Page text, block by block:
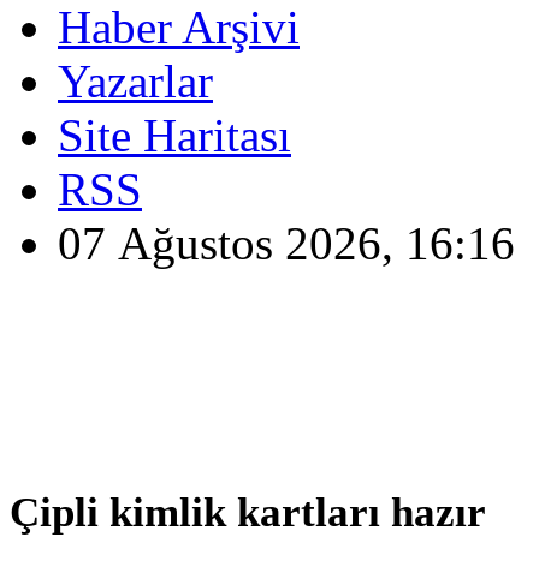
Haber Arşivi
Yazarlar
Site Haritası
RSS
07 Ağustos 2026, 16:16
Çipli kimlik kartları hazır